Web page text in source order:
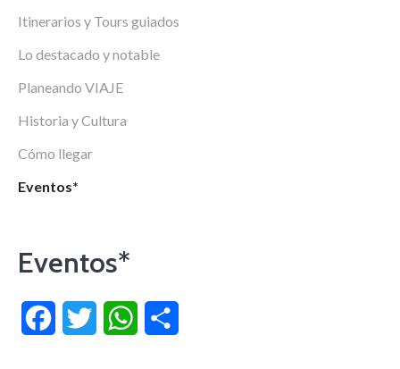
Itinerarios y Tours guiados
Lo destacado y notable
Planeando VIAJE
Historia y Cultura
Cómo llegar
Eventos*
Eventos*
FacebookTwitter WhatsApp